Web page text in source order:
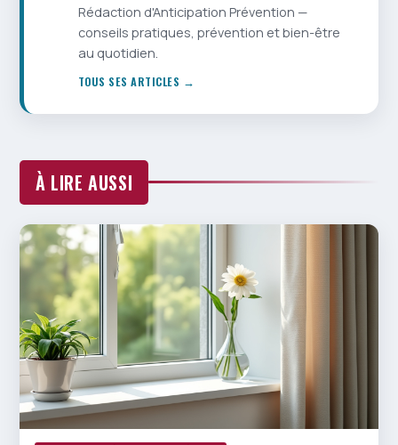
Rédaction d'Anticipation Prévention —
conseils pratiques, prévention et bien-être
au quotidien.
TOUS SES ARTICLES →
À LIRE AUSSI